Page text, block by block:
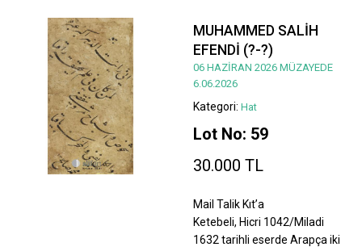
MUHAMMED SALİH
EFENDİ (?-?)
06 HAZİRAN 2026 MÜZAYEDE
6.06.2026
Kategori: Hat
Lot No: 59
30.000 TL
Mail Talik Kıt’a
Ketebeli, Hicri 1042/Miladi
1632 tarihli eserde Arapça iki